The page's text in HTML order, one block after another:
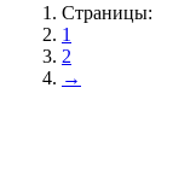
Страницы:
1
2
→